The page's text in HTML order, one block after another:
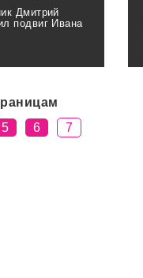
Дмитрий
подвиг Ивана
5 6 7